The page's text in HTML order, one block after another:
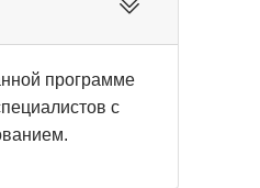
программе
с